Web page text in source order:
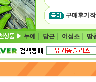
구매후기
누에 당근 어성초 땅